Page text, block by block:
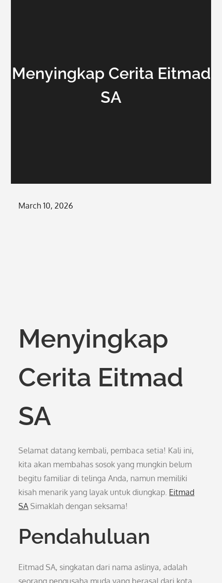
Menyingkap Cerita Eitmad
SA
Posted
March 10, 2026
Menyingkap
Cerita Eitmad
SA
Selamat datang kembali, pembaca setia! Kali ini,
kita akan membahas sosok yang mungkin belum
begitu familiar di telinga Anda, namun memiliki
kisah menarik yang layak untuk diungkap. Eitmad
SA Simaklah dengan seksama!
Pendahuluan
Eitmad SA, singkatan dari nama aslinya, adalah
seorang pengusaha muda yang berasal dari kota